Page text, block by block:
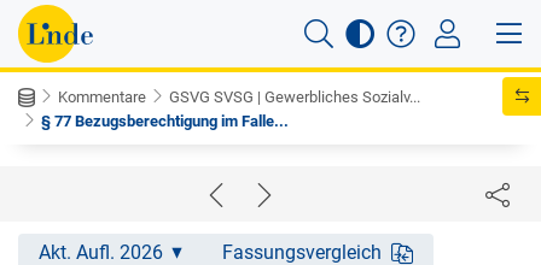
Kommentare
GSVG SVSG | Gewerbliches Sozialv...
§ 77 Bezugsberechtigung im Falle...
Akt. Aufl. 2026 Fassungsvergleich